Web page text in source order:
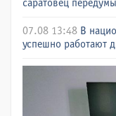
саратовец
07.08 13:48 В
успешно работают